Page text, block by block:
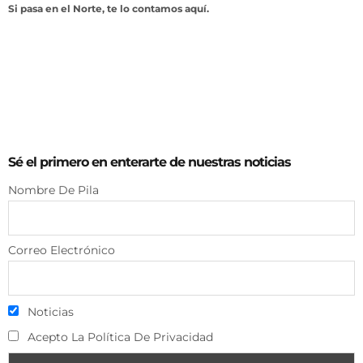
Si pasa en el Norte, te lo contamos aquí.
Sé el primero en enterarte de nuestras noticias
Nombre De Pila
Correo Electrónico
Noticias
Acepto La Política De Privacidad